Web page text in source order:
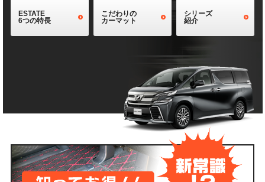
ESTATE
6つの特長
こだわりの
カーマット
シリーズ
紹介